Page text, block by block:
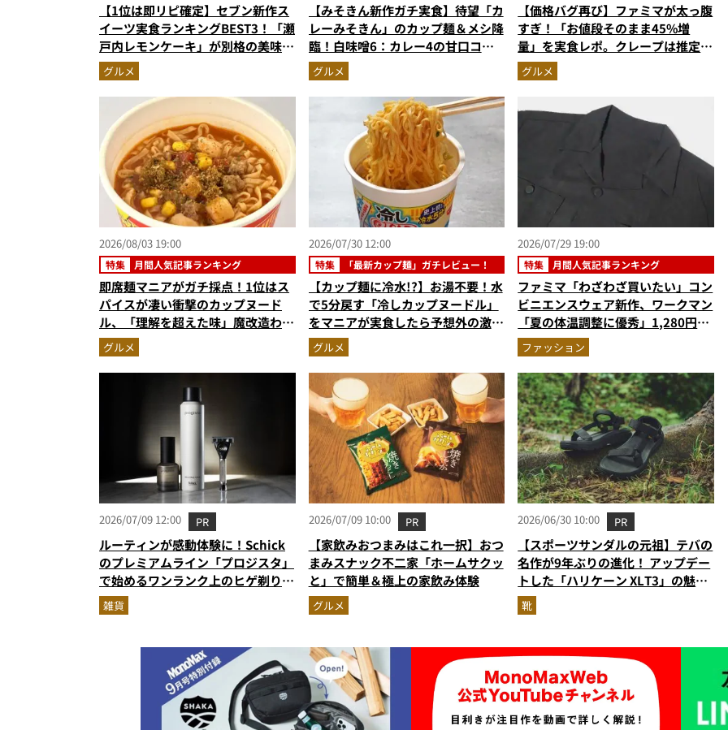
【1位は即リピ確定】セブン新作ス
イーツ実食ランキングBEST3！「瀬
戸内レモンケーキ」が別格の美味
さ…ショコラシフォンから塩バニラ
プリンまで本気レビュー
グルメ
【みそきん新作ガチ実食】待望「カ
レーみそきん」のカップ麺＆メシ降
臨！白味噌6：カレー4の甘口コク
旨スープ＆ゴロッと大ぶりポテトに
歓喜
グルメ
【価格バグ再び】ファミマが太っ腹
すぎ！「お値段そのまま45%増
量」を実食レポ。クレープは推定
59%増の衝撃的な大盤振る舞い
グルメ
2026/08/03 19:00
特集 月間人気記事ランキング
即席麺マニアがガチ採点！1位はス
パイスが凄い衝撃のカップヌード
ル、「理解を超えた味」魔改造わか
めラーメン…ほか【カップ麺の人気
記事ランキングベスト3】（2026年
6月版）
グルメ
2026/07/30 12:00
特集 「最新カップ麺」ガチレビュー！
【カップ麺に冷水!?】お湯不要！水
で5分戻す「冷しカップヌードル」
をマニアが実食したら予想外の激ウ
マ新体験だった
グルメ
2026/07/29 19:00
特集 月間人気記事ランキング
ファミマ「わざわざ買いたい」コン
ビニエンスウェア新作、ワークマン
「夏の体温調整に優秀」1,280円の
大正解…ほか【コスパ服の人気記事
ランキングベスト3】（2026年6月
版）
ファッション
2026/07/09 12:00 PR
ルーティンが感動体験に！Schick
のプレミアムライン「プロジスタ」
で始めるワンランク上のヒゲ剃り習
慣
雑貨
2026/07/09 10:00 PR
【家飲みおつまみはこれ一択】おつ
まみスナック不二家「ホームサクッ
と」で簡単＆極上の家飲み体験
グルメ
2026/06/30 10:00 PR
【スポーツサンダルの元祖】テバの
名作が9年ぶりの進化！ アップデー
トした「ハリケーン XLT3」の魅力
を識者があらゆる角度から徹底解
説！
靴